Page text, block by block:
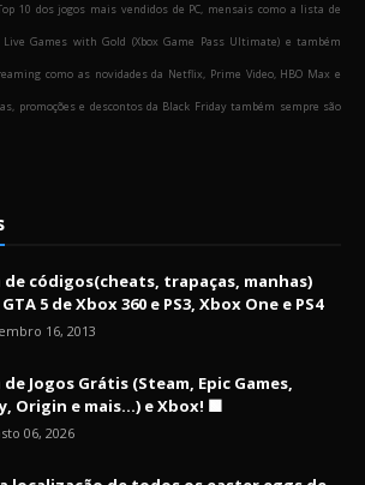
10 dos jogos mais vendidos de PC, mensais como a lista de
Live Games with Gold (Xbox Game Pass Ultimate) e também
como as novidades da Netflix, Prime Video, HBO Max e
promoções e descontos da Black Friday também sempre são
de códigos(cheats, trapaças, manhas)
5 de Xbox 360 e PS3, Xbox One e PS4
16, 2013
Jogos Grátis (Steam, Epic Games,
Origin e mais...) e Xbox! 🟩
06, 2026